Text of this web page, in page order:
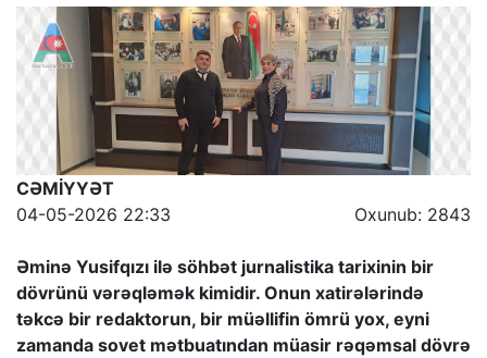
CƏMİYYƏT
Oxunub: 2843
04-05-2026 22:33
Əminə Yusifqızı ilə söhbət jurnalistika tarixinin bir
dövrünü vərəqləmək kimidir. Onun xatirələrində
təkcə bir redaktorun, bir müəllifin ömrü yox, eyni
zamanda sovet mətbuatından müasir rəqəmsal dövrə